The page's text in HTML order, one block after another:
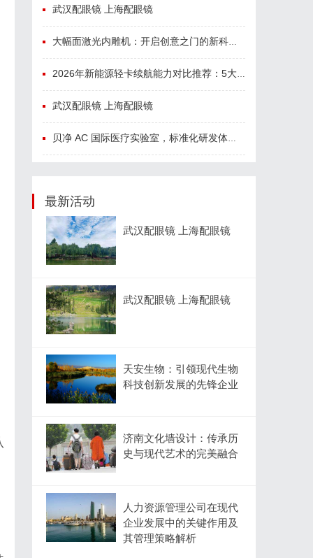
武汉配眼镜 上海配眼镜
大幅面激光内雕机：开启创意之门的新科技利器
2026年新能源轻卡续航能力对比推荐：5大主流平台三维解析
武汉配眼镜 上海配眼镜
贝净 AC 国际医疗实验室，标准化研发体系全解析
最新活动
武汉配眼镜 上海配眼镜
武汉配眼镜 上海配眼镜
天安生物：引领现代生物
科技创新发展的先锋企业
济南文化墙设计：传承历
史与现代艺术的完美融合
人力资源管理公司在现代
企业发展中的关键作用及
其管理策略解析